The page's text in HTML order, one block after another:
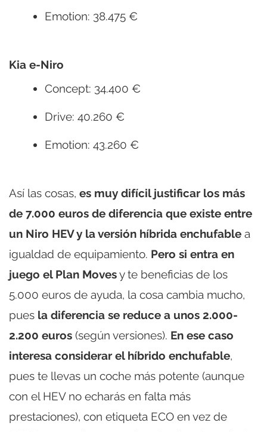
Emotion: 38.475 €
Kia e-Niro
Concept: 34.400 €
Drive: 40.260 €
Emotion: 43.260 €
Así las cosas, es muy difícil justificar los más
de 7.000 euros de diferencia que existe entre
un Niro HEV y la versión híbrida enchufable a
igualdad de equipamiento. Pero si entra en
juego el Plan Movesy te beneficias de los
5.000 euros de ayuda, la cosa cambia mucho,
pues la diferencia se reduce a unos 2.000-
2.200 euros (según versiones). En ese caso
interesa considerar el híbrido enchufable,
pues te llevas un coche más potente (aunque
con el HEV no echarás en falta más
prestaciones), con etiqueta ECO en vez de